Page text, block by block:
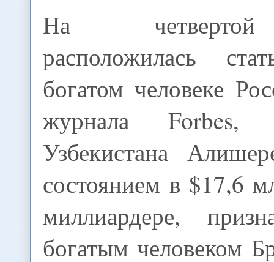
На
расположилась
богатом человеке
журнала Forbes,
Узбекистана
состоянием в $17,6
миллиардере,
богатым человеком